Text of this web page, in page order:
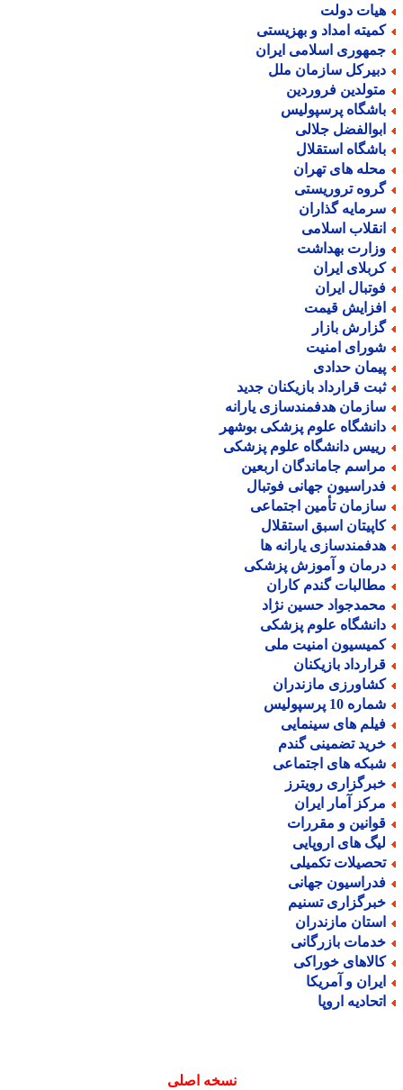
دولت
امداد و بهزیستی
اسلامی ایران
سازمان ملل
فروردین
پرسپولیس
جلالی
استقلال
های تهران
تروریستی
گذاران
اسلامی
بهداشت
ایران
ایران
قیمت
بازار
امنیت
حدادی
قرارداد بازیکنان جدید
هدفمندسازی یارانه
علوم پزشکی بوشهر
دانشگاه علوم پزشکی
جاماندگان اربعین
جهانی فوتبال
تأمین اجتماعی
اسبق استقلال
یارانه ها
و آموزش پزشکی
گندم کاران
حسین نژاد
علوم پزشکی
امنیت ملی
بازیکنان
مازندران
10 پرسپولیس
های سینمایی
تضمینی گندم
های اجتماعی
رویترز
آمار ایران
و مقررات
های اروپایی
تکمیلی
جهانی
تسنیم
مازندران
بازرگانی
خوراکی
و آمریکا
اروپا
نسخه اصلی